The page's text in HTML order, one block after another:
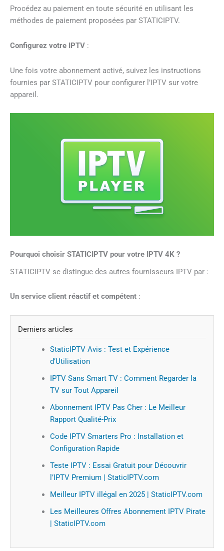
Procédez au paiement en toute sécurité en utilisant les
méthodes de paiement proposées par STATICIPTV.
Configurez votre IPTV :
Une fois votre abonnement activé, suivez les instructions
fournies par STATICIPTV pour configurer l’IPTV sur votre
appareil.
Pourquoi choisir STATICIPTV pour votre IPTV 4K ?
STATICIPTV se distingue des autres fournisseurs IPTV par :
Un service client réactif et compétent :
Derniers articles
StaticIPTV Avis : Test et Expérience
d’Utilisation
IPTV Sans Smart TV : Comment Regarder la
TV sur Tout Appareil
Abonnement IPTV Pas Cher : Le Meilleur
Rapport Qualité-Prix
Code IPTV Smarters Pro : Installation et
Configuration Rapide
Teste IPTV : Essai Gratuit pour Découvrir
l’IPTV Premium | StaticIPTV.com
Meilleur IPTV illégal en 2025 | StaticIPTV.com
Les Meilleures Offres Abonnement IPTV Pirate
| StaticIPTV.com